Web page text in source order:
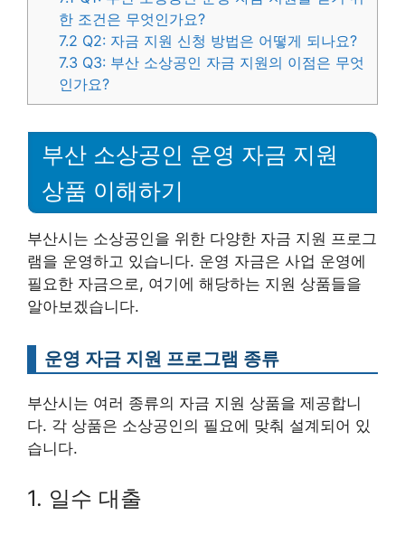
한 조건은 무엇인가요?
7.2 Q2: 자금 지원 신청 방법은 어떻게 되나요?
7.3 Q3: 부산 소상공인 자금 지원의 이점은 무엇
인가요?
부산 소상공인 운영 자금 지원
상품 이해하기
부산시는 소상공인을 위한 다양한 자금 지원 프로그
램을 운영하고 있습니다. 운영 자금은 사업 운영에
필요한 자금으로, 여기에 해당하는 지원 상품들을
알아보겠습니다.
운영 자금 지원 프로그램 종류
부산시는 여러 종류의 자금 지원 상품을 제공합니
다. 각 상품은 소상공인의 필요에 맞춰 설계되어 있
습니다.
1. 일수 대출